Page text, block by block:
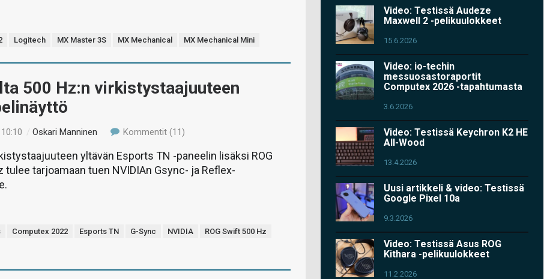
Logitech MX Master 3S MX Mechanical MX Mechanical Mini
500 Hz:n virkistystaajuuteen
/Oskari Manninen Kommentit (11)
yltävän Esports TN -paneelin lisäksi ROG
tulee tarjoamaan tuen NVIDIAn Gsync- ja Reflex-
Computex 2022 Esports TN G-Sync NVIDIA
ROG Swift 500 Hz
Video: Testissä Audeze
Maxwell 2 -pelikuulokkeet
15.6.2026
Video: io-techin
messuosastoraportit
Computex 2026 -tapahtumasta
3.6.2026
Video: Testissä Keychron K2 HE
All-Wood
13.4.2026
Uusi artikkeli & video: Testissä
Google Pixel 10a
9.3.2026
Video: Testissä Asus ROG
Kithara -pelikuulokkeet
11.2.2026